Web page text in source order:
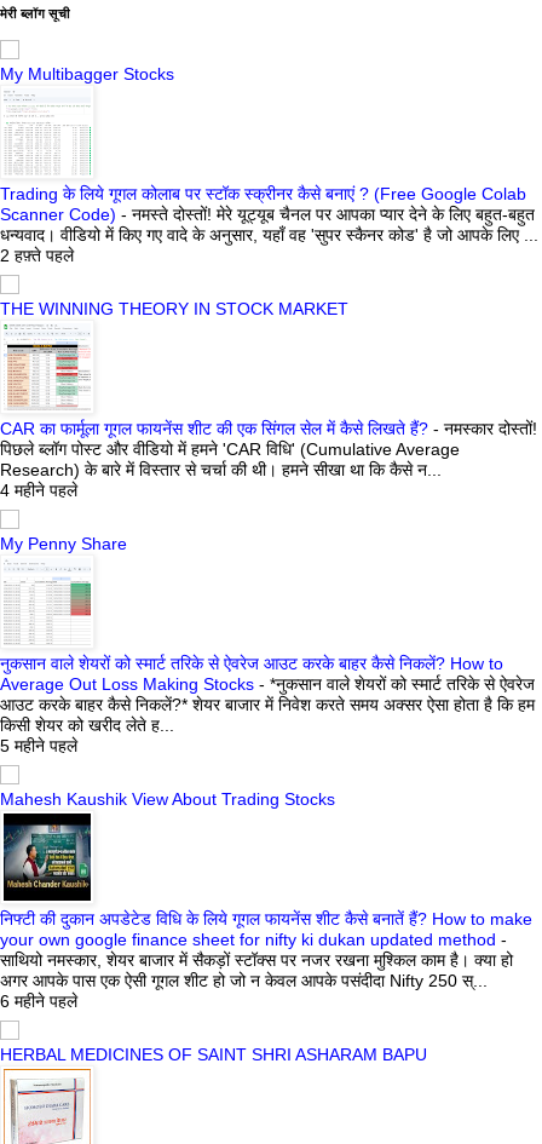
मेरी ब्लॉग सूची
My Multibagger Stocks
Trading के लिये गूगल कोलाब पर स्टॉक स्क्रीनर कैसे बनाएं ? (Free Google Colab
Scanner Code) - नमस्ते दोस्तों! मेरे यूट्यूब चैनल पर आपका प्यार देने के लिए बहुत-बहुत
धन्यवाद। वीडियो में किए गए वादे के अनुसार, यहाँ वह 'सुपर स्कैनर कोड' है जो आपके लिए ...
2 हफ़्ते पहले
THE WINNING THEORY IN STOCK MARKET
CAR का फार्मूला गूगल फायनेंस शीट की एक सिंगल सेल में कैसे लिखते हैं? - नमस्कार दोस्तों!
पिछले ब्लॉग पोस्ट और वीडियो में हमने 'CAR विधि' (Cumulative Average
Research) के बारे में विस्तार से चर्चा की थी। हमने सीखा था कि कैसे न...
4 महीने पहले
My Penny Share
नुकसान वाले शेयरों को स्मार्ट तरिके से ऐवरेज आउट करके बाहर कैसे निकलें? How to
Average Out Loss Making Stocks - *नुकसान वाले शेयरों को स्मार्ट तरिके से ऐवरेज
आउट करके बाहर कैसे निकलें?* शेयर बाजार में निवेश करते समय अक्सर ऐसा होता है कि हम
किसी शेयर को खरीद लेते ह...
5 महीने पहले
Mahesh Kaushik View About Trading Stocks
निफ्टी की दुकान अपडेटेड विधि के लिये गूगल फायनेंस शीट कैसे बनातें हैं? How to make
your own google finance sheet for nifty ki dukan updated method -
साथियो नमस्कार, शेयर बाजार में सैकड़ों स्टॉक्स पर नजर रखना मुश्किल काम है। क्या हो
अगर आपके पास एक ऐसी गूगल शीट हो जो न केवल आपके पसंदीदा Nifty 250 स्...
6 महीने पहले
HERBAL MEDICINES OF SAINT SHRI ASHARAM BAPU